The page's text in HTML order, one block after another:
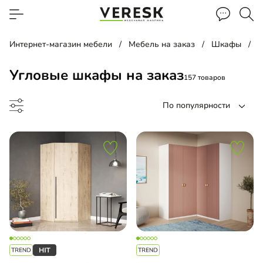
Интернет-магазин мебели Мебель на заказ Шкафы
Угловые шкафы на заказ157 товаров
По популярности
угловой
шкаф
шкаф-витрина